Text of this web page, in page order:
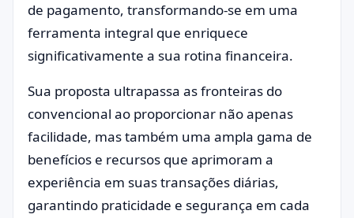
de pagamento, transformando-se em uma
ferramenta integral que enriquece
significativamente a sua rotina financeira.
Sua proposta ultrapassa as fronteiras do
convencional ao proporcionar não apenas
facilidade, mas também uma ampla gama de
benefícios e recursos que aprimoram a
experiência em suas transações diárias,
garantindo praticidade e segurança em cada